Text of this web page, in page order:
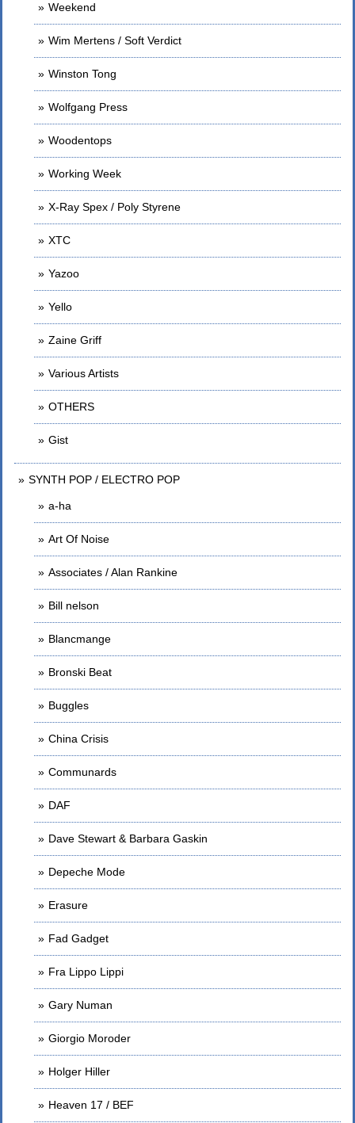
Weekend
Wim Mertens / Soft Verdict
Winston Tong
Wolfgang Press
Woodentops
Working Week
X-Ray Spex / Poly Styrene
XTC
Yazoo
Yello
Zaine Griff
Various Artists
OTHERS
Gist
SYNTH POP / ELECTRO POP
a-ha
Art Of Noise
Associates / Alan Rankine
Bill nelson
Blancmange
Bronski Beat
Buggles
China Crisis
Communards
DAF
Dave Stewart & Barbara Gaskin
Depeche Mode
Erasure
Fad Gadget
Fra Lippo Lippi
Gary Numan
Giorgio Moroder
Holger Hiller
Heaven 17 / BEF